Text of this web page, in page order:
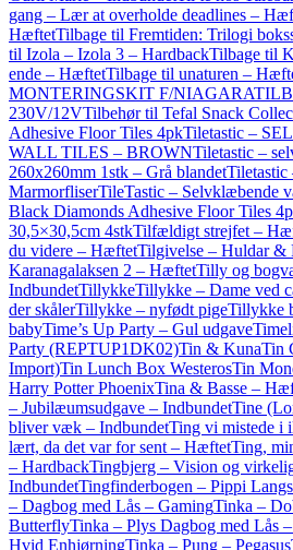
gang – Lær at overholde deadlines –
HæftetTilbage til Fremtiden: Trilogi
til Izola – Izola 3 – HardbackTilbage til
ende – HæftetTilbage til unaturen –
MONTERINGSKIT F/NIAGARA
230V/12VTilbehør til Tefal Snack
Adhesive Floor Tiles 4pkTiletastic –
WALL TILES – BROWNTiletastic –
260x260mm 1stk – Grå blandet
MarmorfliserTileTastic – Selvklæbende
Black Diamonds Adhesive Floor Tiles
30,5×30,5cm 4stkTilfældigt strejfet –
du videre – HæftetTilgivelse – Huldar &
Karanagalaksen 2 – HæftetTilly og
IndbundetTillykkeTillykke – Dame ved
der skålerTillykke – nyfødt pigeTillykke
babyTime’s Up Party – Gul udgave
Party (REPTUP1DK02)Tin & KunaTin
Import)Tin Lunch Box WesterosTin
Harry Potter PhoenixTina & Basse –
– Jubilæumsudgave – IndbundetTine
bliver væk – IndbundetTing vi mistede i
lært, da det var for sent – HæftetTing,
– HardbackTingbjerg – Vision og
IndbundetTingfinderbogen – Pippi
– Dagbog med Lås – GamingTinka –
ButterflyTinka – Plys Dagbog med Lås –
Hvid EnhjørningTinka – Pung – Pegasus